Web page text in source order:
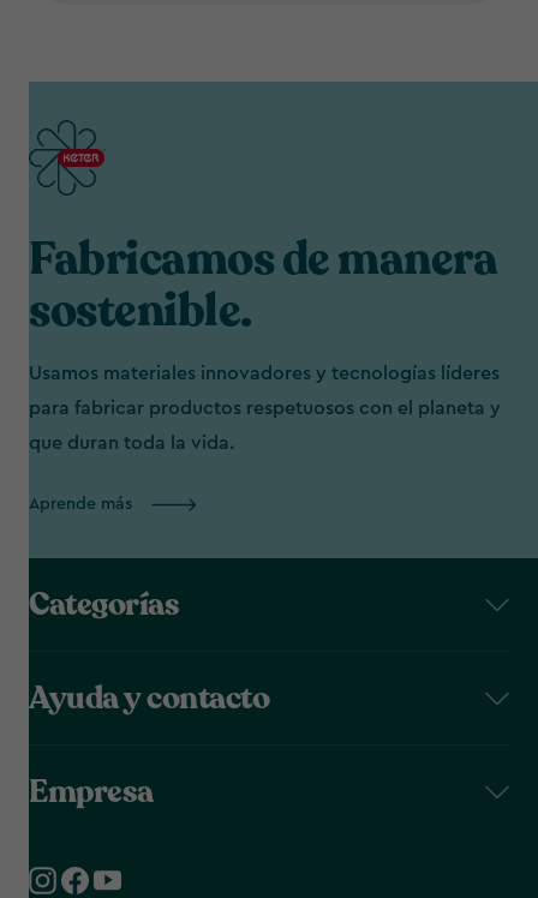
Fabricamos de manera
sostenible.
Usamos materiales innovadores y tecnologías líderes
para fabricar productos respetuosos con el planeta y
que duran toda la vida.
Aprende más
Categorías
Ayuda y contacto
Empresa